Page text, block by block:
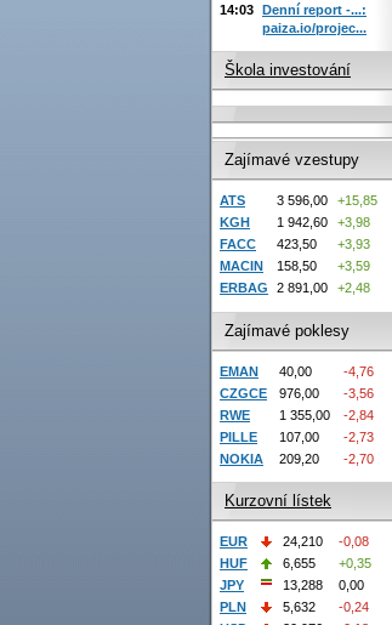
14:03 Denní report -...:
paiza.io/projec...
Škola investování
Zajímavé vzestupy
ATS 3 596,00
+15,85
KGH
1 942,60
+3,98
FACC
423,50
+3,93
MACIN
158,50
+3,59
ERBAG
2 891,00 +2,48
Zajímavé poklesy
EMAN 40,00
-4,76
CZGCE
976,00
-3,56
RWE
1 355,00
-2,84
PILLE
107,00
-2,73
NOKIA
209,20 -2,70
Kurzovní lístek
EUR 24,210
-0,08
HUF
6,655
+0,35
JPY
13,288
0,00
PLN
5,632
-0,24